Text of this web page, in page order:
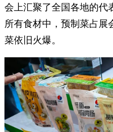
会上汇聚了全国各地的代
所有食材中，预制菜占展
菜依旧火爆。